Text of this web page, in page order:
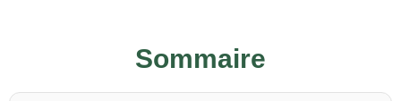
Sommaire